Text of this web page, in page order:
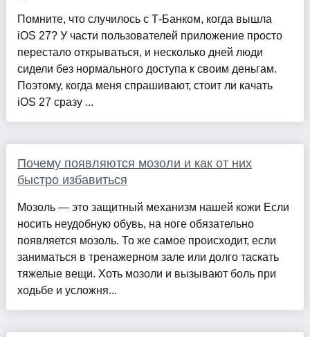
Помните, что случилось с Т-Банком, когда вышла
iOS 27? У части пользователей приложение просто
перестало открываться, и несколько дней люди
сидели без нормального доступа к своим деньгам.
Поэтому, когда меня спрашивают, стоит ли качать
iOS 27 сразу ...
Почему появляются мозоли и как от них
быстро избавиться
Мозоль — это защитный механизм нашей кожи Если
носить неудобную обувь, на ноге обязательно
появляется мозоль. То же самое происходит, если
заниматься в тренажерном зале или долго таскать
тяжелые вещи. Хоть мозоли и вызывают боль при
ходьбе и усложня...